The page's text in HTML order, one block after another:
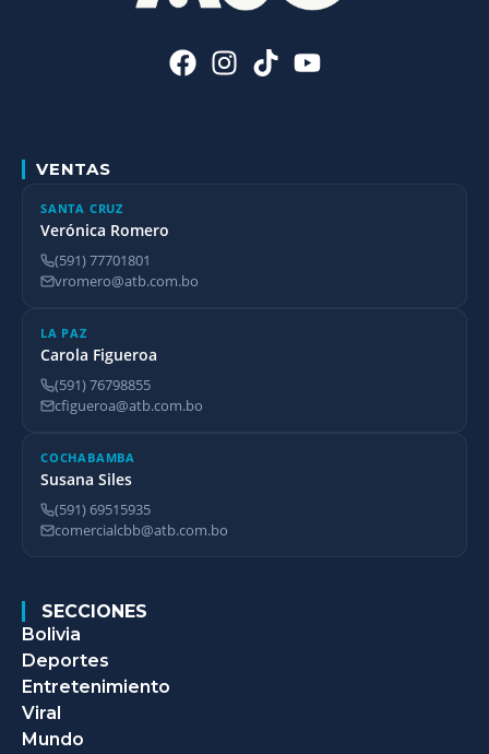
VENTAS
SANTA CRUZ
Verónica Romero
(591) 77701801
vromero@atb.com.bo
LA PAZ
Carola Figueroa
(591) 76798855
cfigueroa@atb.com.bo
COCHABAMBA
Susana Siles
(591) 69515935
comercialcbb@atb.com.bo
SECCIONES
Bolivia
Deportes
Entretenimiento
Viral
Mundo